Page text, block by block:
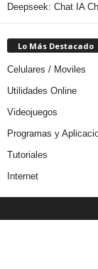
Deepseek: Chat IA
Lo Más Destacado
Celulares / Moviles
Utilidades Online
Videojuegos
Programas y
Tutoriales
Internet